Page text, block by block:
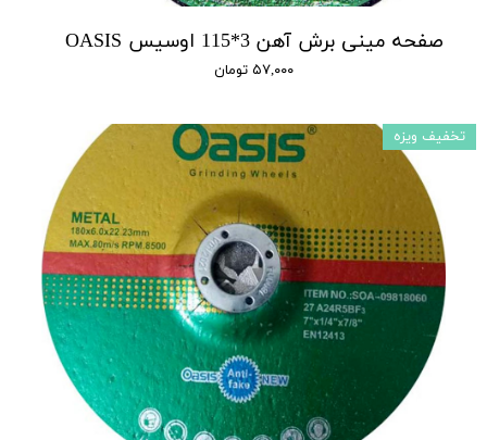
صفحه مینی برش آهن 3*115 اوسیس OASIS
۵۷,۰۰۰ تومان
تخفیف ویزه